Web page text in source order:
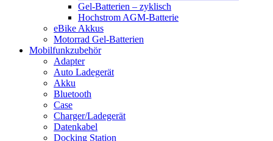
Gel-Batterien – zyklisch
Hochstrom AGM-Batterie
eBike Akkus
Motorrad Gel-Batterien
Mobilfunkzubehör
Adapter
Auto Ladegerät
Akku
Bluetooth
Case
Charger/Ladegerät
Datenkabel
Docking Station